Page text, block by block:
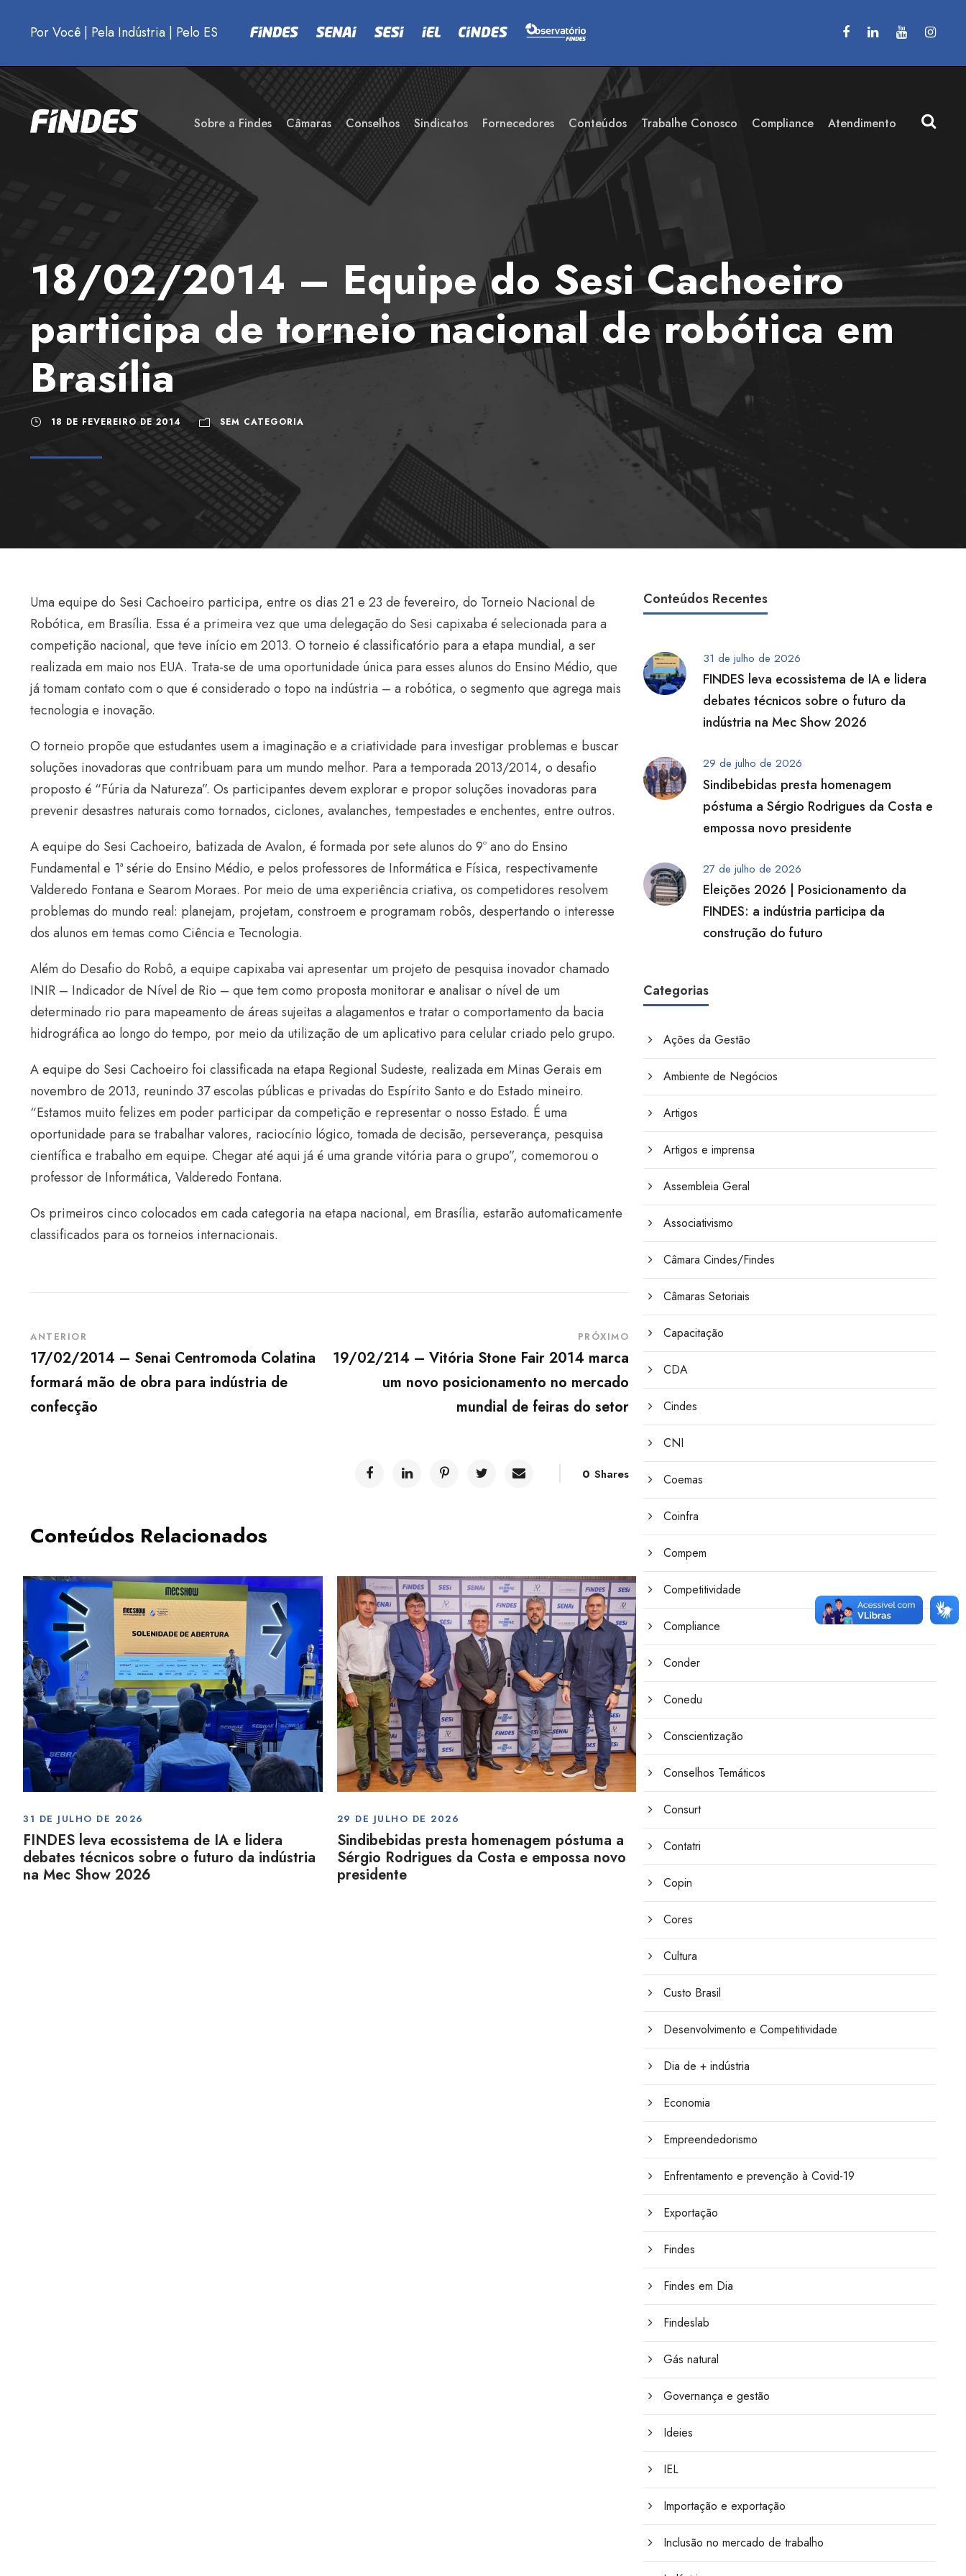
Por Você | Pela Indústria | Pelo ES
Sobre a Findes Câmaras Conselhos Sindicatos Fornecedores Conteúdos Trabalhe Conosco Compliance Atendimento
18/02/2014 – Equipe do Sesi Cachoeiro
participa de torneio nacional de robótica em
Brasília
18 DE FEVEREIRO DE 2014 SEM CATEGORIA
Uma equipe do Sesi Cachoeiro participa, entre os dias 21 e 23 de fevereiro, do Torneio Nacional de
Robótica, em Brasília. Essa é a primeira vez que uma delegação do Sesi capixaba é selecionada para a
competição nacional, que teve início em 2013. O torneio é classificatório para a etapa mundial, a ser
realizada em maio nos EUA. Trata-se de uma oportunidade única para esses alunos do Ensino Médio, que
já tomam contato com o que é considerado o topo na indústria – a robótica, o segmento que agrega mais
tecnologia e inovação.
O torneio propõe que estudantes usem a imaginação e a criatividade para investigar problemas e buscar
soluções inovadoras que contribuam para um mundo melhor. Para a temporada 2013/2014, o desafio
proposto é “Fúria da Natureza”. Os participantes devem explorar e propor soluções inovadoras para
prevenir desastres naturais como tornados, ciclones, avalanches, tempestades e enchentes, entre outros.
A equipe do Sesi Cachoeiro, batizada de Avalon, é formada por sete alunos do 9º ano do Ensino
Fundamental e 1ª série do Ensino Médio, e pelos professores de Informática e Física, respectivamente
Valderedo Fontana e Searom Moraes. Por meio de uma experiência criativa, os competidores resolvem
problemas do mundo real: planejam, projetam, constroem e programam robôs, despertando o interesse
dos alunos em temas como Ciência e Tecnologia.
Além do Desafio do Robô, a equipe capixaba vai apresentar um projeto de pesquisa inovador chamado
INIR – Indicador de Nível de Rio – que tem como proposta monitorar e analisar o nível de um
determinado rio para mapeamento de áreas sujeitas a alagamentos e tratar o comportamento da bacia
hidrográfica ao longo do tempo, por meio da utilização de um aplicativo para celular criado pelo grupo.
A equipe do Sesi Cachoeiro foi classificada na etapa Regional Sudeste, realizada em Minas Gerais em
novembro de 2013, reunindo 37 escolas públicas e privadas do Espírito Santo e do Estado mineiro.
“Estamos muito felizes em poder participar da competição e representar o nosso Estado. É uma
oportunidade para se trabalhar valores, raciocínio lógico, tomada de decisão, perseverança, pesquisa
científica e trabalho em equipe. Chegar até aqui já é uma grande vitória para o grupo”, comemorou o
professor de Informática, Valderedo Fontana.
Os primeiros cinco colocados em cada categoria na etapa nacional, em Brasília, estarão automaticamente
classificados para os torneios internacionais.
ANTERIOR
17/02/2014 – Senai Centromoda Colatina
formará mão de obra para indústria de
confecção
PRÓXIMO
19/02/214 – Vitória Stone Fair 2014 marca
um novo posicionamento no mercado
mundial de feiras do setor
0 Shares
Conteúdos Relacionados
31 DE JULHO DE 2026
FINDES leva ecossistema de IA e lidera
debates técnicos sobre o futuro da indústria
na Mec Show 2026
29 DE JULHO DE 2026
Sindibebidas presta homenagem póstuma a
Sérgio Rodrigues da Costa e empossa novo
presidente
Conteúdos Recentes
31 de julho de 2026
FINDES leva ecossistema de IA e lidera
debates técnicos sobre o futuro da
indústria na Mec Show 2026
29 de julho de 2026
Sindibebidas presta homenagem
póstuma a Sérgio Rodrigues da Costa e
empossa novo presidente
27 de julho de 2026
Eleições 2026 | Posicionamento da
FINDES: a indústria participa da
construção do futuro
Categorias
Ações da Gestão
Ambiente de Negócios
Artigos
Artigos e imprensa
Assembleia Geral
Associativismo
Câmara Cindes/Findes
Câmaras Setoriais
Capacitação
CDA
Cindes
CNI
Coemas
Coinfra
Compem
Competitividade
Compliance
Conder
Conedu
Conscientização
Conselhos Temáticos
Consurt
Contatri
Copin
Cores
Cultura
Custo Brasil
Desenvolvimento e Competitividade
Dia de + indústria
Economia
Empreendedorismo
Enfrentamento e prevenção à Covid-19
Exportação
Findes
Findes em Dia
Findeslab
Gás natural
Governança e gestão
Ideies
IEL
Importação e exportação
Inclusão no mercado de trabalho